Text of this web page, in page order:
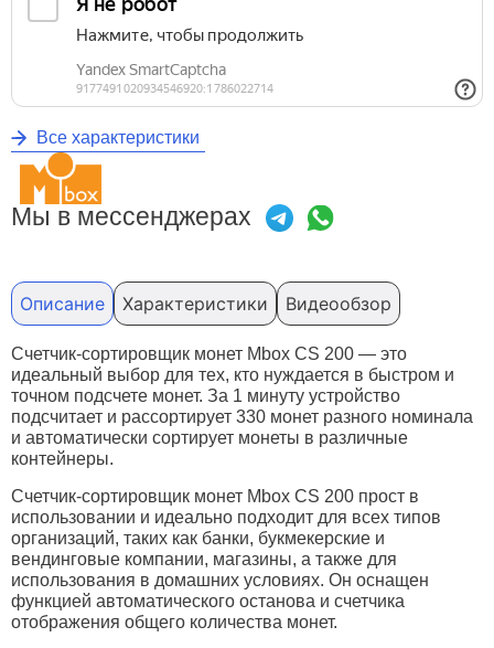
Все характеристики
Мы в мессенджерах
Описание Характеристики Видеообзор
Счетчик-сортировщик монет Mbox CS 200 — это
идеальный выбор для тех, кто нуждается в быстром и
точном подсчете монет. За 1 минуту устройство
подсчитает и рассортирует 330 монет разного номинала
и автоматически сортирует монеты в различные
контейнеры.
Счетчик-сортировщик монет Mbox CS 200 прост в
использовании и идеально подходит для всех типов
организаций, таких как банки, букмекерские и
вендинговые компании, магазины, а также для
использования в домашних условиях. Он оснащен
функцией автоматического останова и счетчика
отображения общего количества монет.